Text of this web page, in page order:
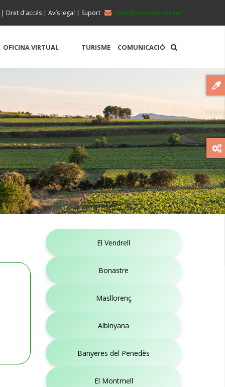
ccbp@baixpenedes.cat
| Dret d'accés | Avís legal | Suport
OFICINA VIRTUAL TURISME COMUNICACIÓ
El Vendrell
Bonastre
Masllorenç
Albinyana
Banyeres del Penedès
El Montmell